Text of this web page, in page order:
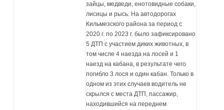
зайцы, медведи, енотовидные собаки,
лисицы и рысь. На автодорогах
Кильмезского района за период с
2020 г. по 2023 г. было зафиксировано
5 ДТП с участием диких животных, в
том числе 4 наезда на лосей и 1
наезд на кабана, в результате чего
погибло 3 лося и один кабан. Только в
одном из этих случаев водитель не
скрылся с места ДТП, пассажир,
находившийся на переднем